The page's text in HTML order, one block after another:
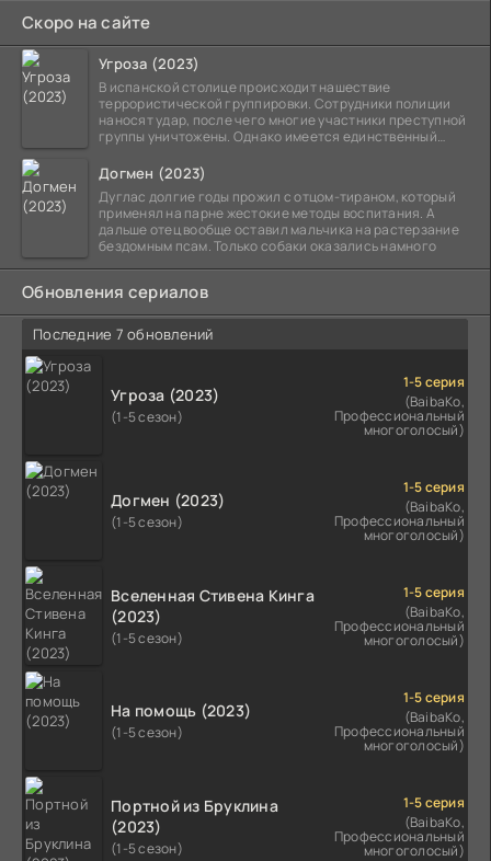
Скоро на сайте
Угроза (2023)
В испанской столице происходит нашествие
террористической группировки. Сотрудники полиции
наносят удар, после чего многие участники преступной
группы уничтожены. Однако имеется единственный
Догмен (2023)
Дуглас долгие годы прожил с отцом-тираном, который
применял на парне жестокие методы воспитания. А
дальше отец вообще оставил мальчика на растерзание
бездомным псам. Только собаки оказались намного
Обновления сериалов
Последние 7 обновлений
Угроза (2023)
(1-5 сезон)
1-5 серия
(BaibaKo,
Профессиональный
многоголосый)
Догмен (2023)
(1-5 сезон)
1-5 серия
(BaibaKo,
Профессиональный
многоголосый)
Вселенная Стивена Кинга
(2023)
(1-5 сезон)
1-5 серия
(BaibaKo,
Профессиональный
многоголосый)
На помощь (2023)
(1-5 сезон)
1-5 серия
(BaibaKo,
Профессиональный
многоголосый)
Портной из Бруклина
(2023)
(1-5 сезон)
1-5 серия
(BaibaKo,
Профессиональный
многоголосый)